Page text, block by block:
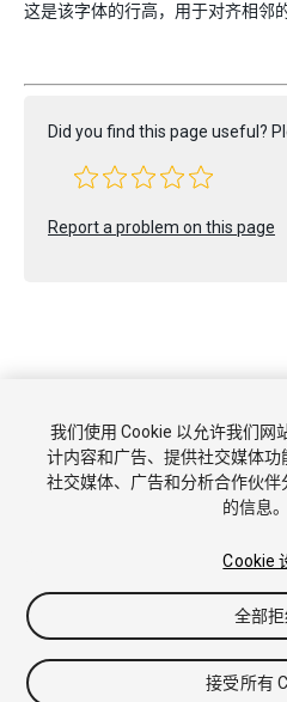
这是该字体的行高，用于对齐相邻
Did you find this page useful?
Report a problem on this page
教程
社区答案 知识库 论坛
法律条款
隐私政策 Cookie
不
Cookie 偏好
我们使用 Cookie 以允许我们网
计内容和广告、提供社交媒体功
社交媒体、广告和分析合作伙
的信息。
Cookie
全部拒
接受所有